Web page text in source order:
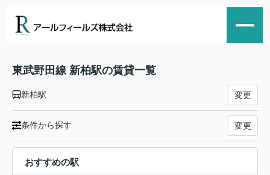
東武野田線 新柏駅の賃貸一覧
新柏駅 変更
条件から探す 変更
おすすめの駅